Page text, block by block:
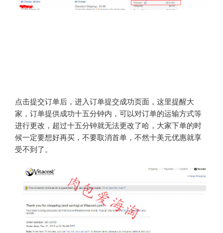
点击提交订单后，进入订单提交成功页面，这里提醒大
家，订单提供成功十五分钟内，可以对订单的运输方式等
进行更改，超过十五分钟就无法更改了哈，大家下单的时
候一定要想好再买，不要取消首单，不然十美元优惠就享
受不到了。